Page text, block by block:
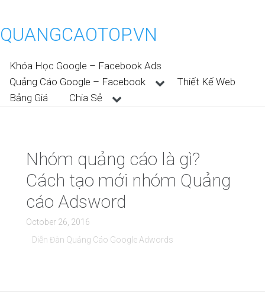
QUANGCAOTOP.VN
Khóa Học Google – Facebook Ads
Quảng Cáo Google – Facebook
Thiết Kế Web
Bảng Giá
Chia Sẻ
Nhóm quảng cáo là gì?
Cách tạo mới nhóm Quảng
cáo Adsword
October 26, 2016
Diễn Đàn Quảng Cáo Google Adwords